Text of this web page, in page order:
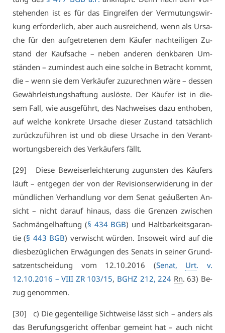
ste­hen­den ist es für das Ein­grei­fen der Ver­mu­tungs­wir­
kung er­for­der­lich, aber auch aus­rei­chend, wenn als Ur­sa­
che für den auf­ge­tre­te­nen dem Käu­fer nach­tei­li­gen Zu­
stand der Kauf­sa­che – ne­ben an­de­ren denk­ba­ren Um­
stän­den – zu­min­dest auch ei­ne sol­che in Be­tracht kommt,
die – wenn sie dem Ver­käu­fer zu­zu­rech­nen wä­re – des­sen
Ge­währ­leis­tungs­haf­tung aus­lös­te. Der Käu­fer ist in die­
sem Fall, wie aus­ge­führt, des Nach­wei­ses da­zu ent­ho­ben,
auf wel­che kon­kre­te Ur­sa­che die­ser Zu­stand tat­säch­lich
zu­rück­zu­füh­ren ist und ob die­se Ur­sa­che in den Ver­ant­
wor­tungs­be­reich des Ver­käu­fers fällt.
[29] Die­se Be­wei­ser­leich­te­rung zu­guns­ten des Käu­fers
läuft – ent­ge­gen der von der Re­vi­si­ons­er­wi­de­rung in der
münd­li­chen Ver­hand­lung vor dem Se­nat ge­äu­ßer­ten An­
sicht – nicht dar­auf hin­aus, dass die Gren­zen zwi­schen
Sach­män­gel­haf­tung (§ 434 BGB) und Halt­bar­keits­ga­ran­
tie (§ 443 BGB) ver­wischt wür­den. In­so­weit wird auf die
dies­be­züg­li­chen Er­wä­gun­gen des Se­nats in sei­ner Grund­
satz­ent­schei­dung vom 12.10.2016 (Se­nat, Urt. v.
12.10.2016 –VI­II ZR 103/15, BGHZ 212, 224 Rn. 63) Be­
zug ge­nom­men.
[30] c) Die ge­gen­tei­li­ge Sicht­wei­se lässt sich – an­ders als
das Be­ru­fungs­ge­richt of­fen­bar ge­meint hat – auch nicht